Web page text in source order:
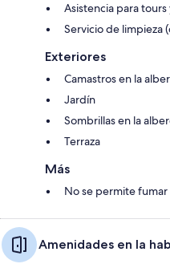
Asistencia para
Servicio de limpieza
Exteriores
Camastros en la
Jardín
Sombrillas en la
Terraza
Más
No se permite fumar
Amenidades en la